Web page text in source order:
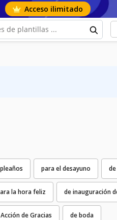
Acceso ilimitado
para el desayuno
la hora feliz de inauguración
de Gracias de boda